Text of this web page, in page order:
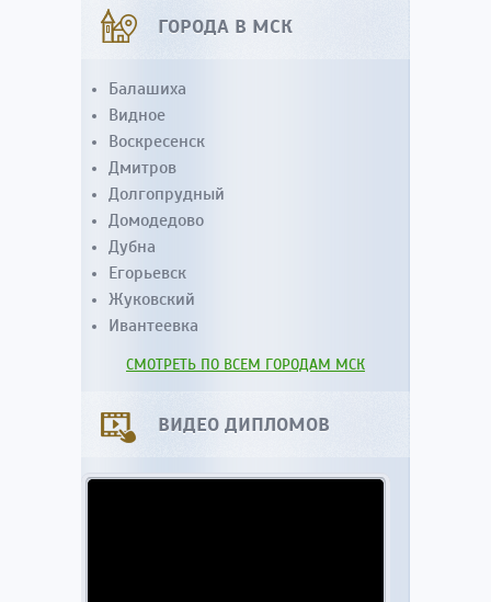
ГОРОДА В МСК
Балашиха
Видное
Воскресенск
Дмитров
Долгопрудный
Домодедово
Дубна
Егорьевск
Жуковский
Ивантеевка
СМОТРЕТЬ ПО ВСЕМ ГОРОДАМ МСК
ВИДЕО ДИПЛОМОВ